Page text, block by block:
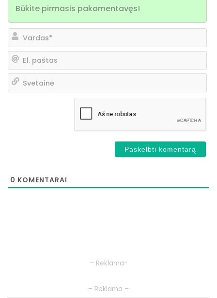
0 KOMENTARAI
– Reklama-
– Reklama –